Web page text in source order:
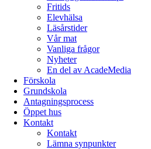
Fritids
Elevhälsa
Läsårstider
Vår mat
Vanliga frågor
Nyheter
En del av AcadeMedia
Förskola
Grundskola
Antagningsprocess
Öppet hus
Kontakt
Kontakt
Lämna synpunkter